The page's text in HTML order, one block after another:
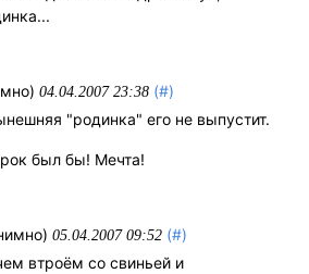
04.04.2007 23:38 (#)
"родинка" его не выпустит.
был бы! Мечта!
05.04.2007 09:52 (#)
втроём со свиньей и